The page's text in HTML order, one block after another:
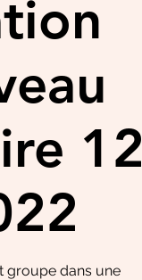
12
groupe dans une